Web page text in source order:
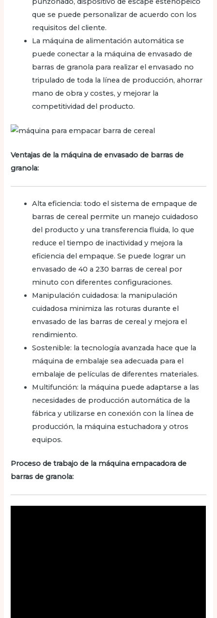
que se puede personalizar de acuerdo con los
requisitos del cliente.
La máquina de alimentación automática se
puede conectar a la máquina de envasado de
barras de granola para realizar el envasado no
tripulado de toda la línea de producción, ahorrar
mano de obra y costes, y mejorar la
competitividad del producto.
Ventajas de la máquina de envasado de barras de
granola:
Alta eficiencia: todo el sistema de empaque de
barras de cereal permite un manejo cuidadoso
del producto y una transferencia fluida, lo que
reduce el tiempo de inactividad y mejora la
eficiencia del empaque. Se puede lograr un
envasado de 40 a 230 barras de cereal por
minuto con diferentes configuraciones.
Manipulación cuidadosa: la manipulación
cuidadosa minimiza las roturas durante el
envasado de las barras de cereal y mejora el
rendimiento.
Sostenible: la tecnología avanzada hace que la
máquina de embalaje sea adecuada para el
embalaje de películas de diferentes materiales.
Multifunción: la máquina puede adaptarse a las
necesidades de producción automática de la
fábrica y utilizarse en conexión con la línea de
producción, la máquina estuchadora y otros
equipos.
Proceso de trabajo de la máquina empacadora de
barras de granola: